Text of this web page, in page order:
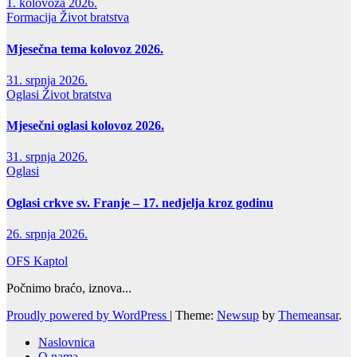
1. kolovoza 2026.
Formacija Život bratstva
Mjesečna tema kolovoz 2026.
31. srpnja 2026.
Oglasi Život bratstva
Mjesečni oglasi kolovoz 2026.
31. srpnja 2026.
Oglasi
Oglasi crkve sv. Franje – 17. nedjelja kroz godinu
26. srpnja 2026.
OFS Kaptol
Počnimo braćo, iznova...
Proudly powered by WordPress | Theme: Newsup by Themeansar.
Naslovnica